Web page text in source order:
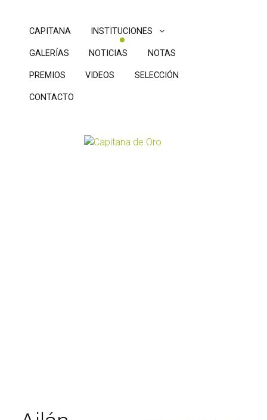
CAPITANA INSTITUCIONES
GALERÍAS NOTICIAS NOTAS
PREMIOS VIDEOS SELECCIÓN
CONTACTO